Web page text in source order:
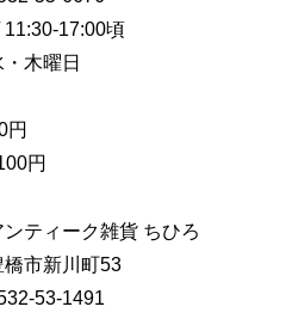
11:30-17:00頃
木曜日
円
円
ティーク雑貨 ちひろ
橋市新川町53
53-1491